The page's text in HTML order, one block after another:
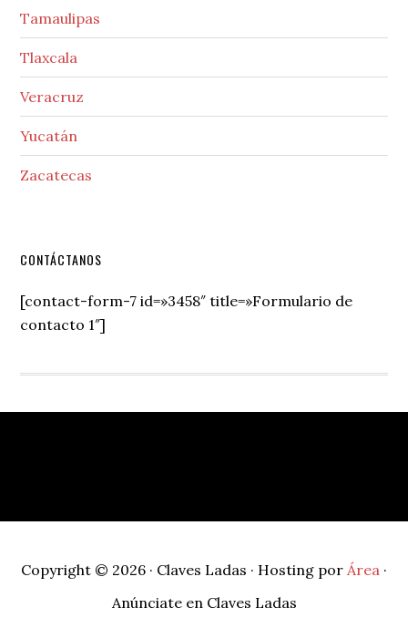
Tamaulipas
Tlaxcala
Veracruz
Yucatán
Zacatecas
Secondary
Sidebar
CONTÁCTANOS
[contact-form-7 id=»3458″ title=»Formulario de
contacto 1″]
Copyright © 2026 · Claves Ladas · Hosting por Área ·
Anúnciate en Claves Ladas